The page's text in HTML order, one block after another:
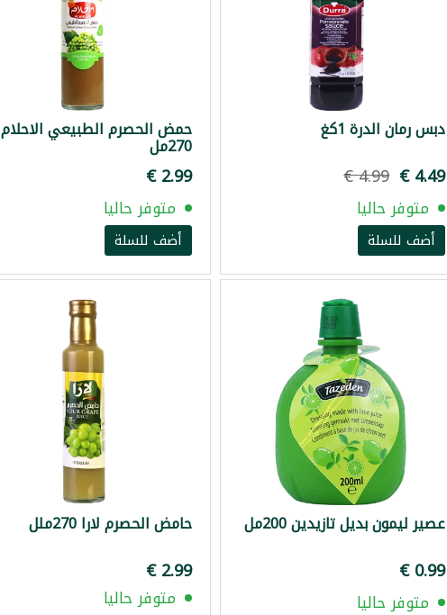
دبس رمان الدرة 1كغ
‏4.49 €
‏4.99 €
متوفر حاليا
أضف للسلة
حمض الحصرم الطبيعي الاحلام
270مل
‏2.99 €
متوفر حاليا
أضف للسلة
عصير ليمون بديل تازيدين 200مل
‏0.99 €
متوفر حاليا
حامض الحصرم لارا 270ملل
‏2.99 €
متوفر حاليا